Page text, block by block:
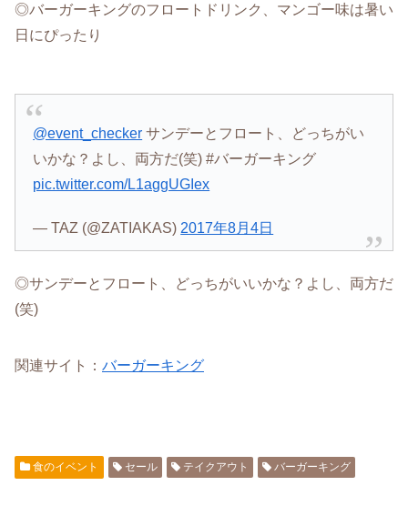
◎バーガーキングのフロートドリンク、マンゴー味は暑い
日にぴったり
@event_checker サンデーとフロート、どっちがい
いかな？よし、両方だ(笑) #バーガーキング
pic.twitter.com/L1aggUGIex
— TAZ (@ZATIAKAS) 2017年8月4日
◎サンデーとフロート、どっちがいいかな？よし、両方だ
(笑)
関連サイト： バーガーキング
食のイベント セール テイクアウト バーガーキング